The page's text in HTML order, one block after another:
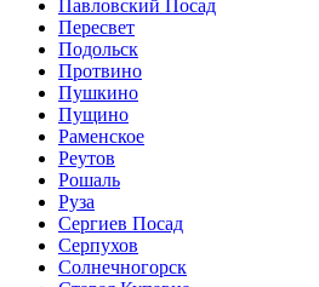
Павловский Посад
Пересвет
Подольск
Протвино
Пушкино
Пущино
Раменское
Реутов
Рошаль
Руза
Сергиев Посад
Серпухов
Солнечногорск